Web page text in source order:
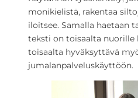
monikielistä, rakentaa
iloitsee. Samalla haetaan
teksti on toisaalta nuorille
toisaalta hyväksyttävä
jumalanpalveluskäyttöön.